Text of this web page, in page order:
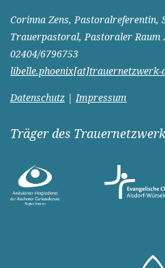
Corinna Zens, Pastoralreferentin,
Trauerpastoral, Pastoraler Raum
02404/6796753
libelle.phoenix[at]trauernetzwerk-
Datenschutz |Impressum
Träger des